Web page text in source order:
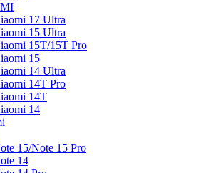
17 Ultra
15 Ultra
15T/15T Pro
15
14 Ultra
14T Pro
14T
14
15/Note 15 Pro
14